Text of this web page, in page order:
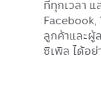
ที่ทุกเวลา
Facebook,
ลูกค้าและผู้
ซิเพิล ได้อย่